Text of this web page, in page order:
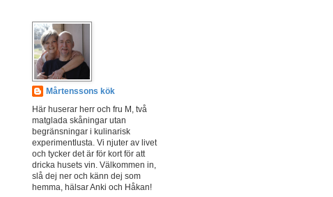
Mårtenssons kök
Här huserar herr och fru M, två
matglada skåningar utan
begränsningar i kulinarisk
experimentlusta. Vi njuter av livet
och tycker det är för kort för att
dricka husets vin. Välkommen in,
slå dej ner och känn dej som
hemma, hälsar Anki och Håkan!